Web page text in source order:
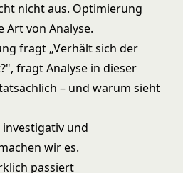
nicht aus. Optimierung
von Analyse.
fragt „Verhält sich der
fragt Analyse in dieser
– und warum sieht
investigativ und
wir es.
passiert